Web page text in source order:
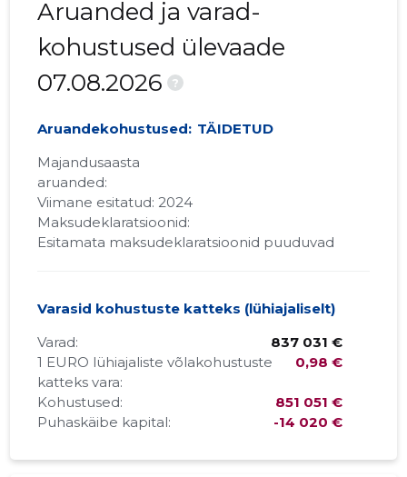
Aruanded ja varad-
kohustused ülevaade
07.08.2026
?
Aruandekohustused: TÄIDETUD
Majandusaasta
aruanded:
Viimane esitatud: 2024
Maksudeklaratsioonid:
Esitamata maksudeklaratsioonid puuduvad
Varasid kohustuste katteks (lühiajaliselt)
Varad:
837 031 €
1 EURO lühiajaliste võlakohustuste
katteks vara:
0,98 €
Kohustused:
851 051 €
Puhaskäibe kapital:
-14 020 €